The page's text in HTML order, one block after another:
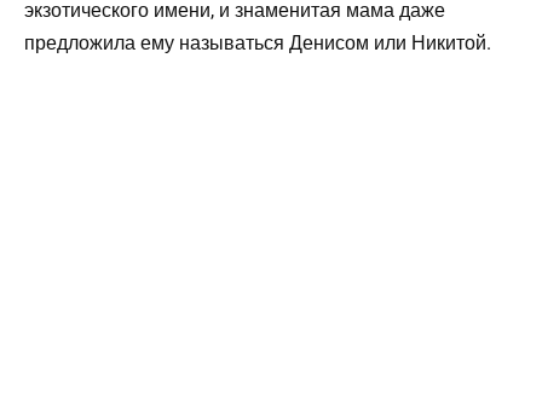
экзотического имени, и знаменитая мама даже
предложила ему называться Денисом или Никитой.